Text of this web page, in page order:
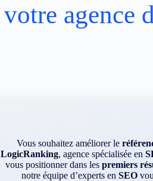
votre agence
Vous souhaitez améliorer le
LogicRanking, agence spécialisée en
vous positionner dans les premiers
notre équipe d’experts en SEO